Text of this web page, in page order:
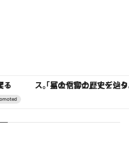
「星のや富士」でデジタルデトックス。冨士信仰の歴史を辿り、心身を調える。